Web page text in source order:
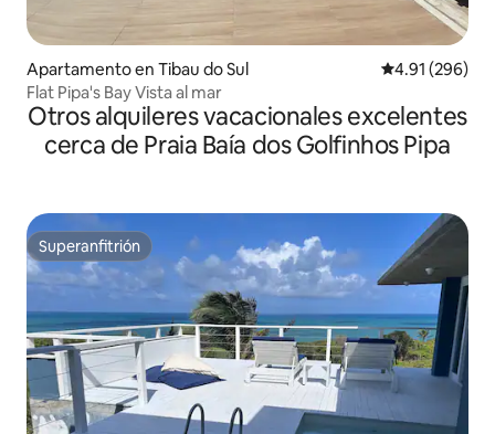
Apartamento en Tibau do Sul Calificación
4.91 (296)
Flat Pipa's Bay Vista al mar
Otros alquileres vacacionales excelentes
cerca de Praia Baía dos Golfinhos Pipa
Superanfitrión
Superanfitrión